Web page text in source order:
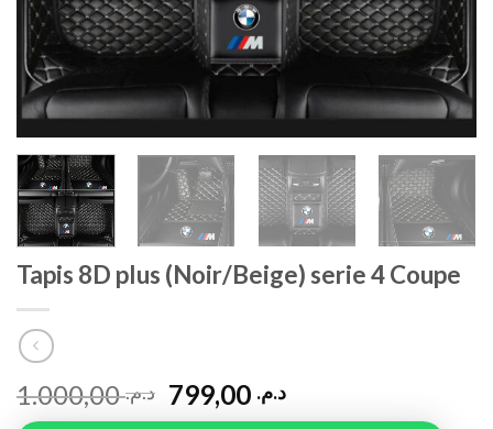
Tapis 8D plus (Noir/Beige) serie 4 Coupe
د.م.1.000,00 د.م.